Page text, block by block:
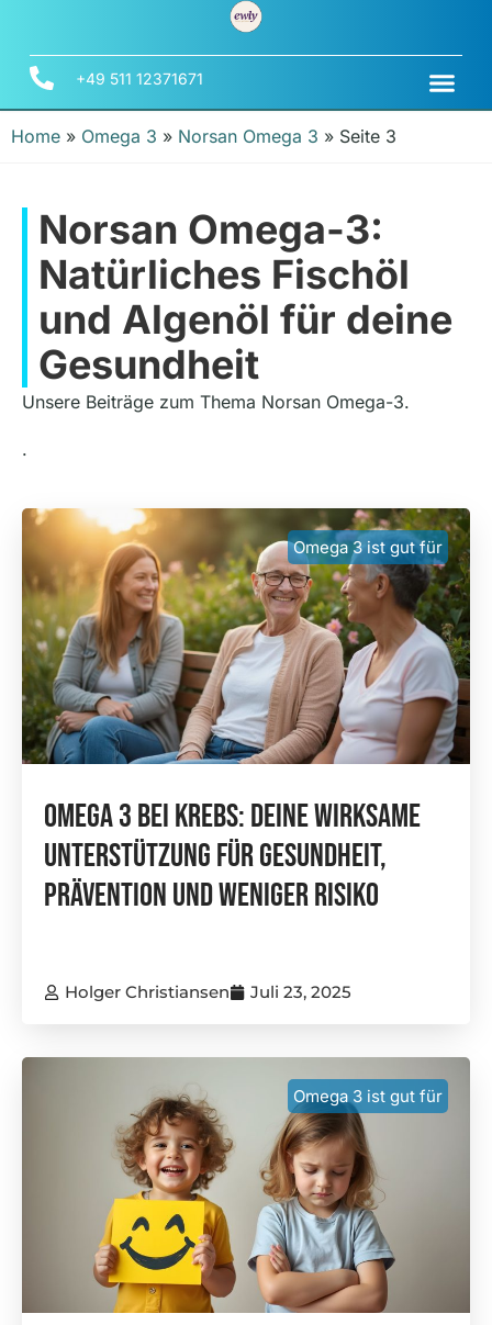
+49 511 12371671
Home » Omega 3 » Norsan Omega 3 » Seite 3
Norsan Omega-3:
Natürliches Fischöl
und Algenöl für deine
Gesundheit
Unsere Beiträge zum Thema Norsan Omega-3.
.
Omega 3 ist gut für
Omega 3 Bei Krebs: Deine Wirksame
Unterstützung Für Gesundheit,
Prävention Und Weniger Risiko
Holger Christiansen Juli 23, 2025
Omega 3 ist gut für